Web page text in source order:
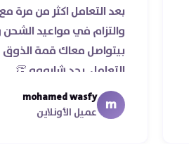
بعد التعامل اكثر من مرة مع صيدلية
والتزام في مواعيد الشحن والسادة
بيتواصل معاك قمة الذوق والرقي
التعامل. بجد شابووو 👏‏
mohamed wasfy
عميل الأونلاين